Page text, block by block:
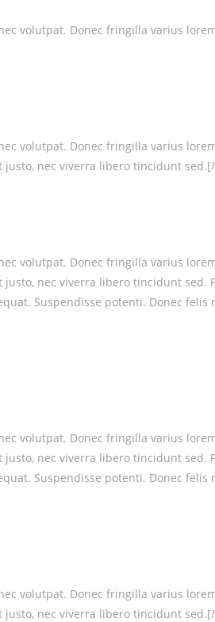
volutpat. Donec fringilla varius
volutpat. Donec fringilla varius
justo, nec viverra libero tincidunt
volutpat. Donec fringilla varius
nec viverra libero tincidunt
Suspendisse potenti. Donec
volutpat. Donec fringilla varius
nec viverra libero tincidunt
Suspendisse potenti. Donec
volutpat. Donec fringilla varius
justo, nec viverra libero tincidunt